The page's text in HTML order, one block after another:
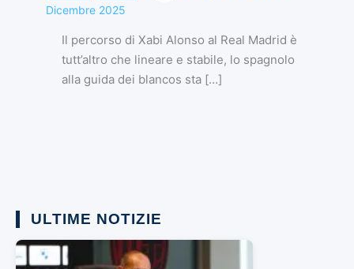
Dicembre 2025
Il percorso di Xabi Alonso al Real Madrid è
tutt’altro che lineare e stabile, lo spagnolo
alla guida dei blancos sta […]
ULTIME NOTIZIE